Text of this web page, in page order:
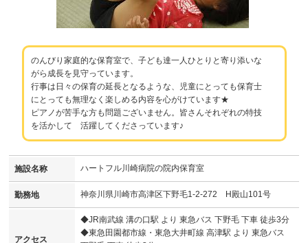
のんびり家庭的な保育室で、子ども達一人ひとりと寄り添いな
がら成長を見守っています。
行事は日々の保育の延長となるような、児童にとっても保育士
にとっても無理なく楽しめる内容を心がけています★
ピアノが苦手な方も問題ございません。皆さんそれぞれの特技
を活かして 活躍してくださっています♪
施設名称 ハートフル川崎病院の院内保育室
勤務地 神奈川県川崎市高津区下野毛1-2-272 H殿山101号
アクセス
◆JR南武線 溝の口駅 より 東急バス 下野毛 下車 徒歩3分
◆東急田園都市線・東急大井町線 高津駅 より 東急バス